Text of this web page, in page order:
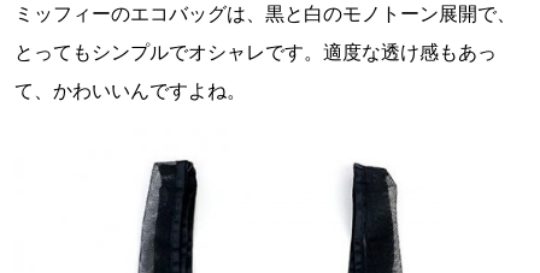
ミッフィーのエコバッグは、黒と白のモノトーン展開で、
とってもシンプルでオシャレです。適度な透け感もあっ
て、かわいいんですよね。